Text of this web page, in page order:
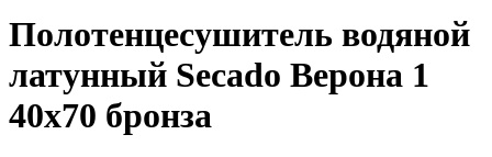
Полотенцесушитель водяной
латунный Secado Верона 1
40x70 бронза